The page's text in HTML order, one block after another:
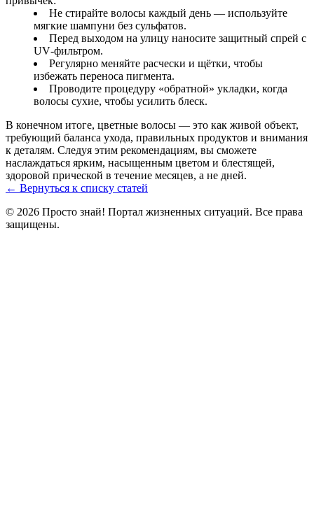
Не стирайте волосы каждый день — используйте
мягкие шампуни без сульфатов.
Перед выходом на улицу наносите защитный спрей с
UV‑фильтром.
Регулярно меняйте расчески и щётки, чтобы
избежать переноса пигмента.
Проводите процедуру «обратной» укладки, когда
волосы сухие, чтобы усилить блеск.
В конечном итоге, цветные волосы — это как живой объект,
требующий баланса ухода, правильных продуктов и внимания
к деталям. Следуя этим рекомендациям, вы сможете
наслаждаться ярким, насыщенным цветом и блестящей,
здоровой прической в течение месяцев, а не дней.
← Вернуться к списку статей
© 2026 Просто знай! Портал жизненных ситуаций. Все права
защищены.